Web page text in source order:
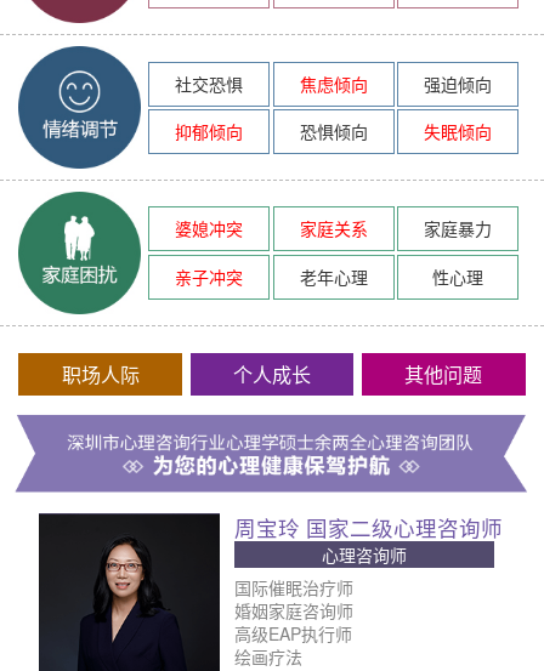
社交恐惧 焦虑倾向
强迫倾向
抑郁倾向
恐惧倾向 失眠倾向
婆媳冲突 家庭关系
家庭暴力
亲子冲突
老年心理 性心理
职场人际 个人成长 其他问题
周宝玲 国家二级心理咨询师
心理咨询师
国际催眠治疗师
婚姻家庭咨询师
高级EAP执行师
绘画疗法